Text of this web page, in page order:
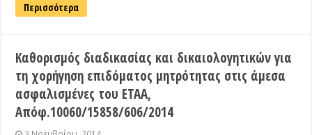
Περισσότερα
Καθορισμός διαδικασίας και δικαιολογητικών για
τη χορήγηση επιδόματος μητρότητας στις άμεσα
ασφαλισμένες του ΕΤΑΑ,
Απόφ.10060/15858/606/2014